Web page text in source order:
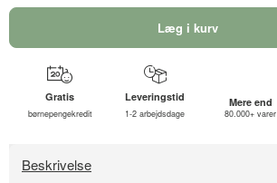
Læg i kurv
Gratis
børnepengekredit
Leveringstid
1-2 arbejdsdage
Mere end
80.000+ varer
Beskrivelse